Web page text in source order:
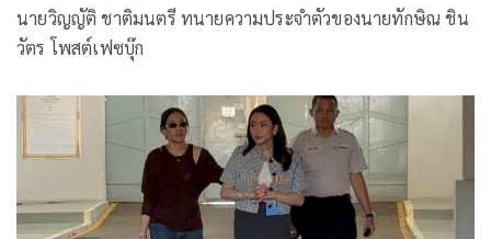
นายวิญญัติ ชาติมนตรี ทนายความประจำตัวของนายทักษิณ ชิน
วัตร โพสต์เฟซบุ๊ก